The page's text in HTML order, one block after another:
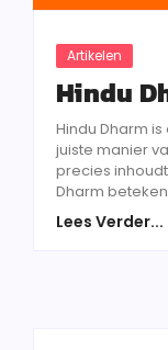
Artikelen
Hindu
Hindu Dharm
juiste manier
precies
Dharm
Lees Verder...